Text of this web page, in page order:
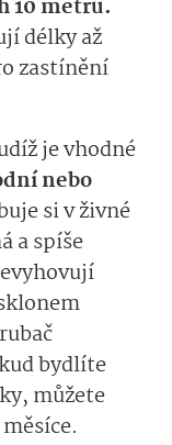
10 metrů.
délky až
zastínění
je vhodné
nebo
si v živné
a spíše
bydlíte
můžete